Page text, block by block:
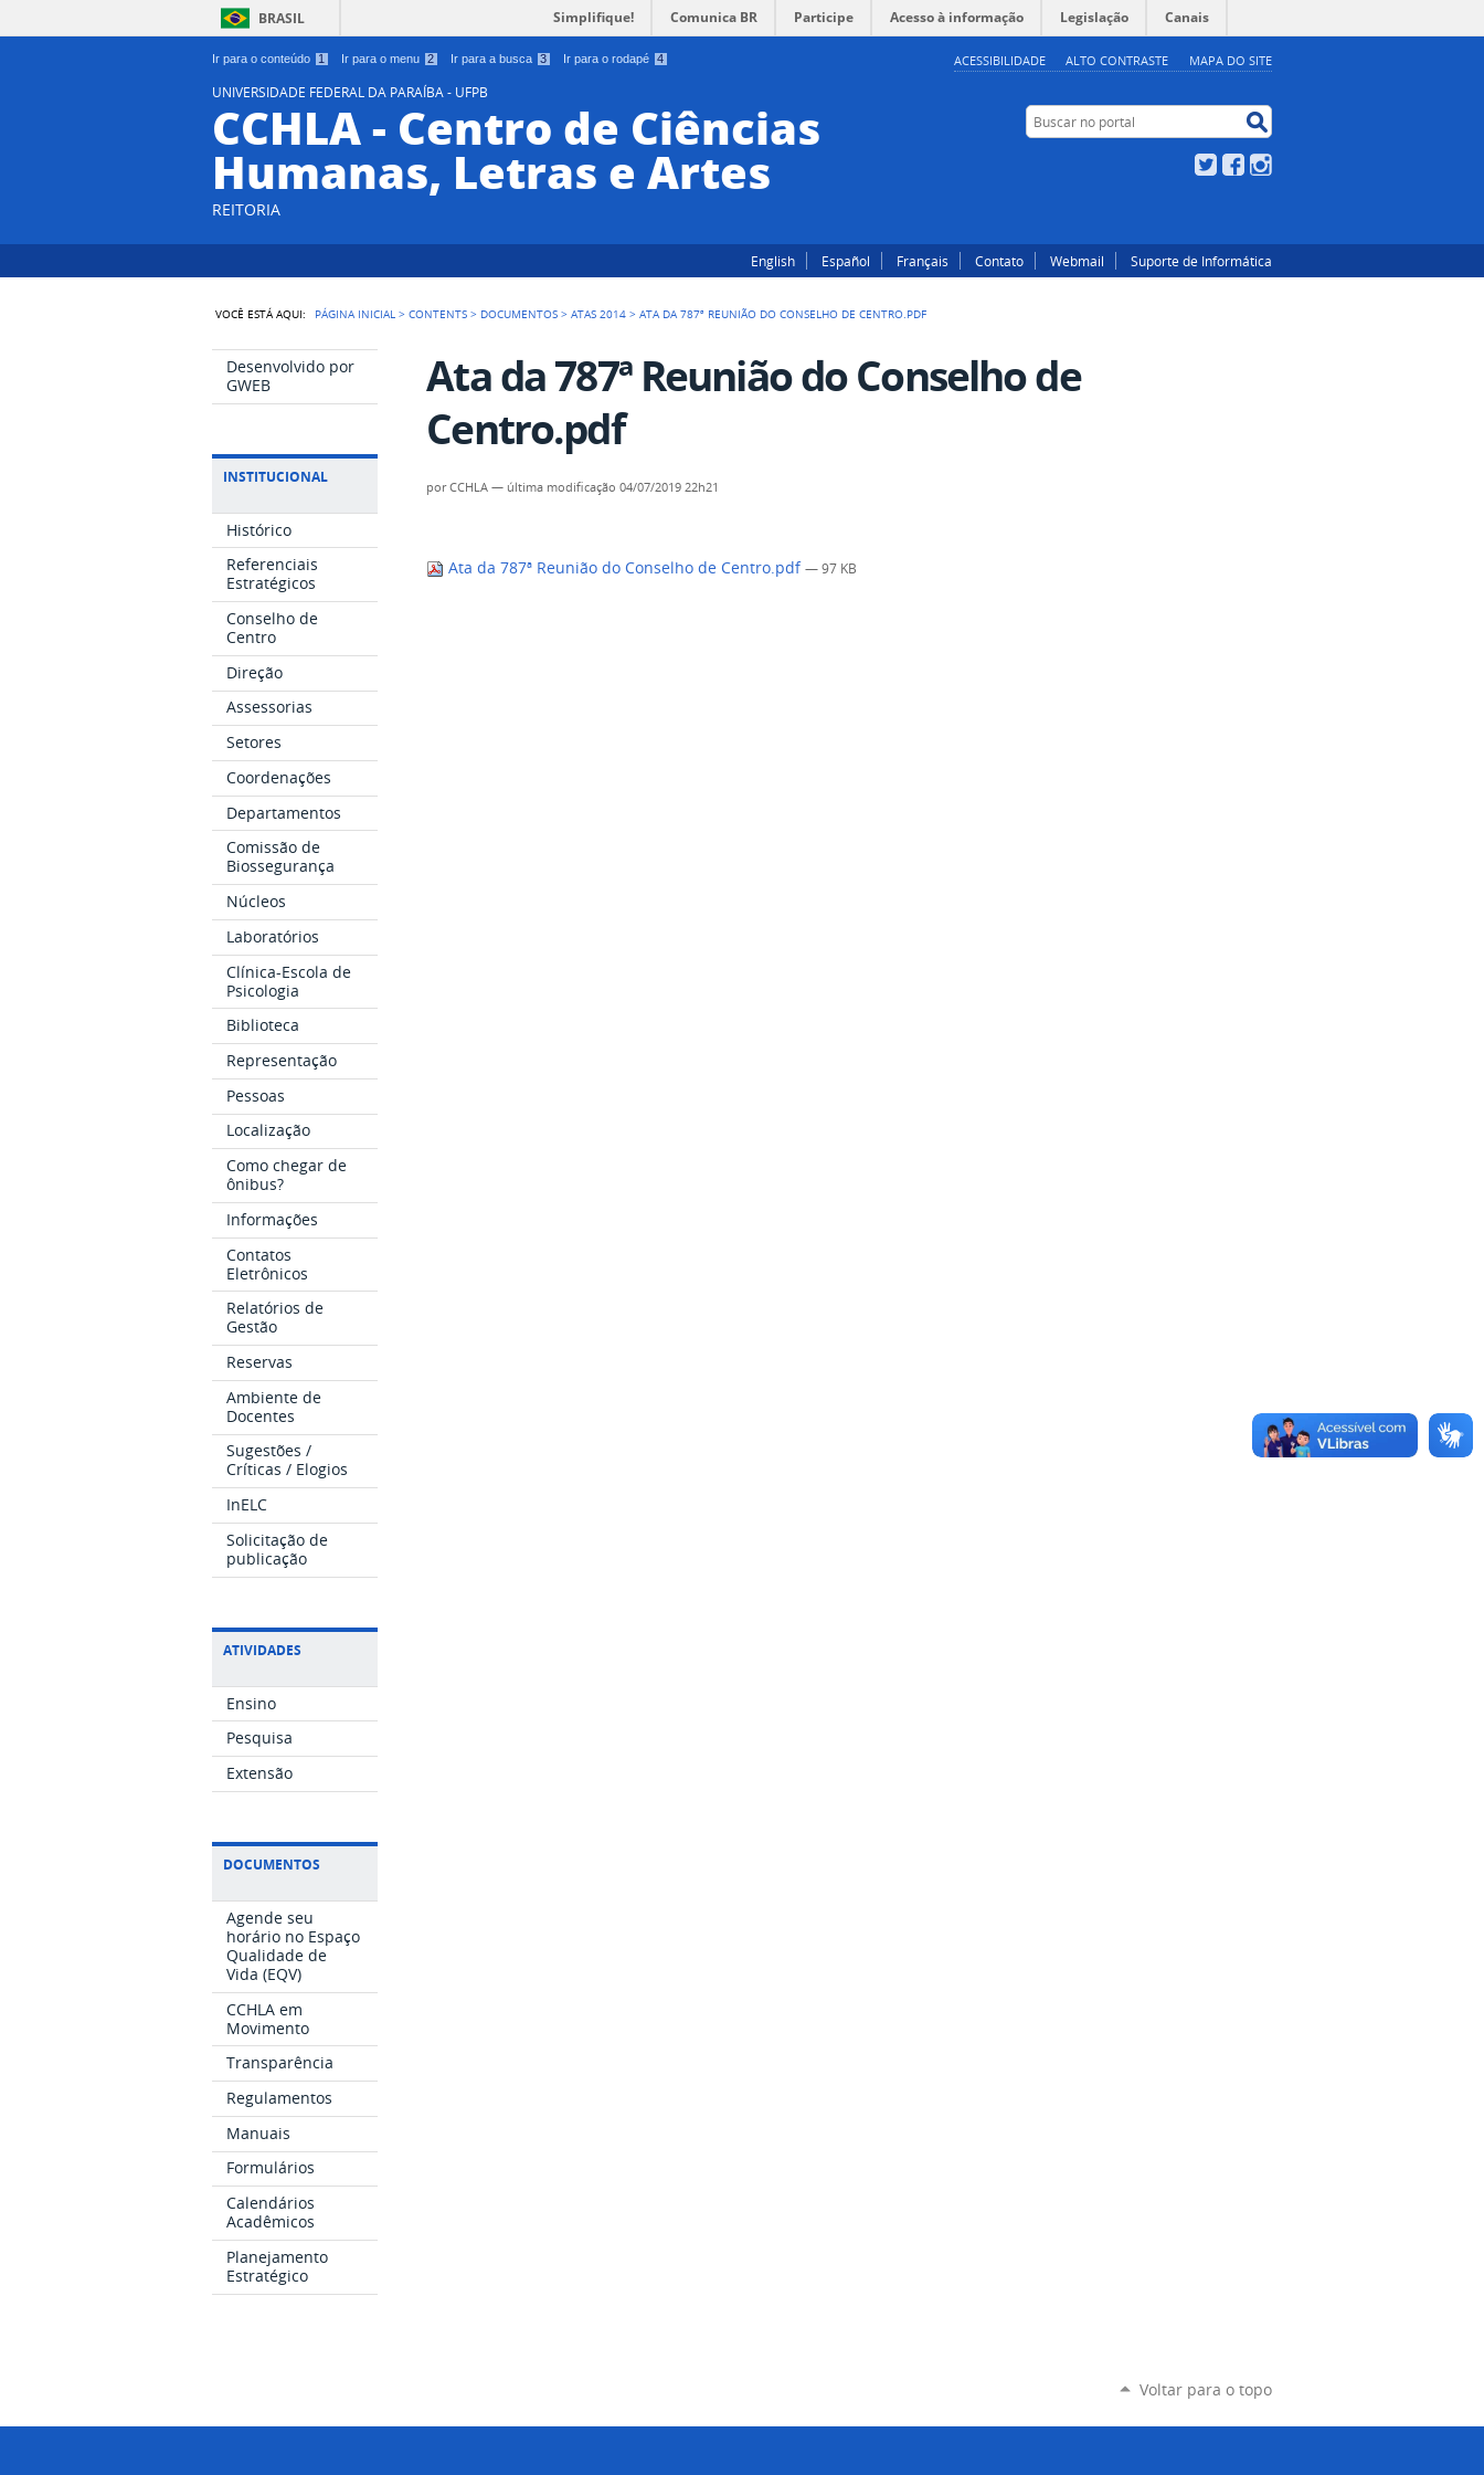
Ir para o conteúdo 1 Ir para o menu 2 Ir para a busca 3 Ir para o rodapé 4 ACESSIBILIDADE ALTO CONTRASTE MAPA DO SITE
BRASIL Simplifique! Comunica BR Participe Acesso à informação Legislação Canais
UNIVERSIDADE FEDERAL DA PARAÍBA - UFPB
CCHLA - Centro de Ciências
Humanas, Letras e Artes
REITORIA
Buscar no portal
TwitterFacebook
English Español Français Contato Webmail Suporte de Informática
VOCÊ ESTÁ AQUI: PÁGINA INICIAL >CONTENTS > DOCUMENTOS >ATAS 2014 >ATA DA 787ª REUNIÃO DO CONSELHO DE CENTRO.PDF
Desenvolvido por
GWEB
INSTITUCIONAL
Histórico
Referenciais
Estratégicos
Conselho de
Centro
Direção
Assessorias
Setores
Coordenações
Departamentos
Comissão de
Biossegurança
Núcleos
Laboratórios
Clínica-Escola de
Psicologia
Biblioteca
Representação
Pessoas
Localização
Como chegar de
ônibus?
Informações
Contatos
Eletrônicos
Relatórios de
Gestão
Reservas
Ambiente de
Docentes
Sugestões /
Críticas / Elogios
InELC
Solicitação de
publicação
ATIVIDADES
Ensino
Pesquisa
Extensão
DOCUMENTOS
Agende seu
horário no Espaço
Qualidade de
Vida (EQV)
CCHLA em
Movimento
Transparência
Regulamentos
Manuais
Formulários
Calendários
Acadêmicos
Planejamento
Estratégico
Ata da 787ª Reunião do Conselho de
Centro.pdf
porCCHLA — última modificação 04/07/2019 22h21
Ata da 787ª Reunião do Conselho de Centro.pdf— 97 KB
Voltar para o topo